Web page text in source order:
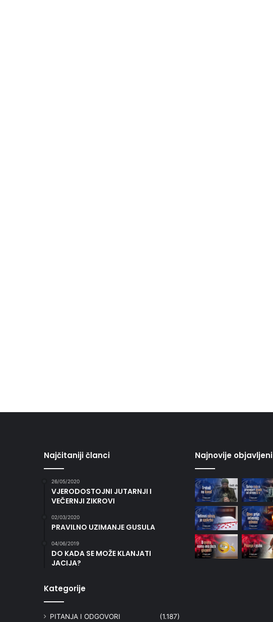
Najčitaniji članci
26/05/2020
VJERODOSTOJNI JUTARNJI I
VEČERNJI ZIKROVI
02/03/2020
PRAVILNO UZIMANJE GUSULA
04/06/2019
DO KADA SE MOŽE KLANJATI
JACIJA?
Kategorije
PITANJA I ODGOVORI (1.187)
Najnovije objavljeni